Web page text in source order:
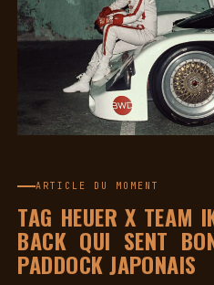
ARTICLE DU MOMENT
TAG HEUER X TEAM
BACK QUI SENT
PADDOCK JAPONAIS